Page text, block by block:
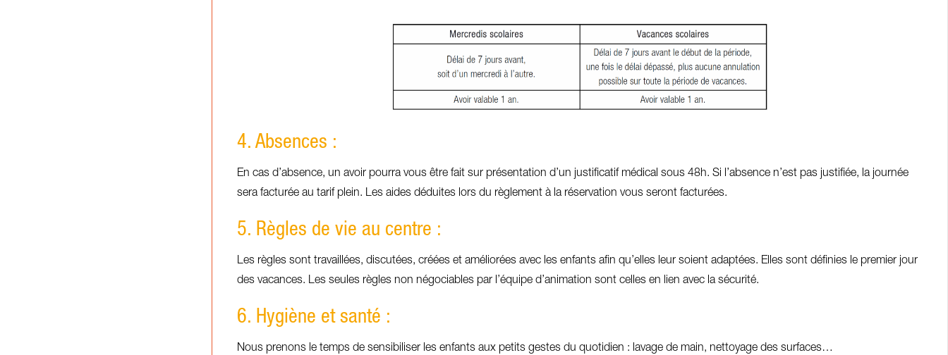
4. Absences :
En cas d’absence, un avoir pourra vous être fait sur présentation d’un justificatif médical sous 48h. Si l’absence n’est pas justifiée, la journée
sera facturée au tarif plein. Les aides déduites lors du règlement à la réservation vous seront facturées.
5. Règles de vie au centre :
Les règles sont travaillées, discutées, créées et améliorées avec les enfants afin qu’elles leur soient adaptées. Elles sont définies le premier jour
des vacances. Les seules règles non négociables par l’équipe d’animation sont celles en lien avec la sécurité.
6. Hygiène et santé :
Nous prenons le temps de sensibiliser les enfants aux petits gestes du quotidien : lavage de main, nettoyage des surfaces…